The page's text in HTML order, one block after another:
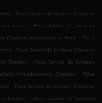
. Pizza Service de livraison Charleroi
Jumet . Pizza Service de livraison
Charleroi Marchienne-au-Pont . Pizza
. Pizza Service de livraison Charleroi
Ransart . Pizza Service de livraison
Arrondissement Charleroi . Pizza
. Pizza Service de livraison Charleroi
Couillet . Pizza Service de livraison